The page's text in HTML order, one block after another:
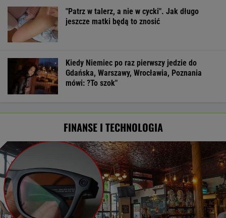
"Patrz w talerz, a nie w cycki". Jak długo
jeszcze matki będą to znosić
Kiedy Niemiec po raz pierwszy jedzie do
Gdańska, Warszawy, Wrocławia, Poznania
mówi: ?To szok"
FINANSE I TECHNOLOGIA